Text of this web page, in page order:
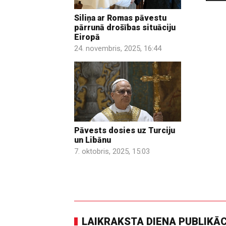
Siliņa ar Romas pāvestu
pārrunā drošības situāciju
Eiropā
24. novembris, 2025, 16:44
Pāvests dosies uz Turciju
un Libānu
7. oktobris, 2025, 15:03
LAIKRAKSTA DIENA